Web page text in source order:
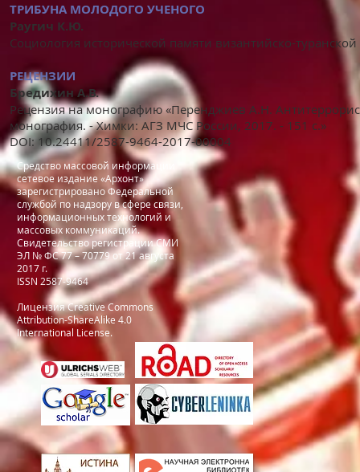
ТРИБУНА МОЛОДОГО УЧЕНОГО
Раугич К.Ю.
Социология исторической памяти византийско-
РЕЦЕНЗИИ
Бредихин А.В.
Рецензия на монографию «Перенджиев А.Н.
монография. - Химки: АГЗ МЧС России, 2017. - 151 с.»
DOI: 10.24411/2587-9464-2017-00004
Средство массовой информации
сетевое издание «Архонт»
зарегистрировано Федеральной
службой по надзору в сфере связи,
информационных технологий и
массовых коммуникаций.
Свидетельство регистрации СМИ
ЭЛ № ФС 77 – 70779 от 21 августа
2017 г.
ISSN 2587-9464
ЛицензияCreative Commons
Attribution-ShareAlike 4.0
International License.